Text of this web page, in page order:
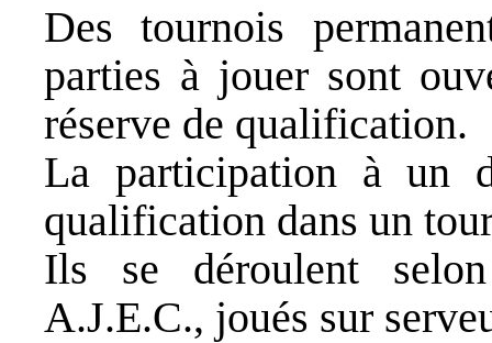
Des tournois
parties à jouer sont
réserve de qualification.
La participation à un
qualification dans un
Ils se déroulent
A.J.E.C., joués sur